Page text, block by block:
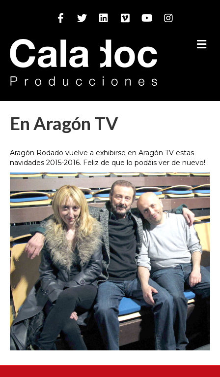
Facebook Twitter Linkedin Vimeo Youtube Instagram
En Aragón TV
Aragón Rodado vuelve a exhibirse en Aragón TV estas
navidades 2015-2016. Feliz de que lo podáis ver de nuevo!